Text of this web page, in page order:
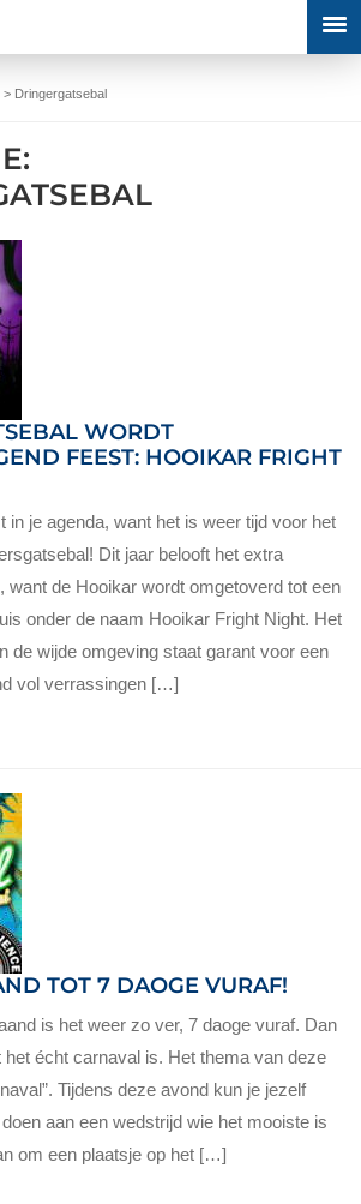
> Dringergatsebal
WORDT
FEEST: HOOIKAR FRIGHT
in je agenda, want het is weer tijd voor het
Dit jaar belooft het extra
want de Hooikar wordt omgetoverd tot een
onder de naam Hooikar Fright Night. Het
de wijde omgeving staat garant voor een
vol verrassingen […]
TOT 7 DAOGE VURAF!
is het weer zo ver, 7 daoge vuraf. Dan
het écht carnaval is. Het thema van deze
Tijdens deze avond kun je jezelf
aan een wedstrijd wie het mooiste is
om een plaatsje op het […]